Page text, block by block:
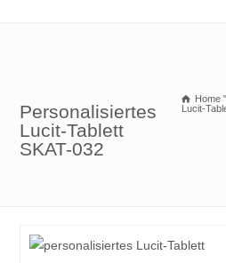
Personalisiertes
Lucit-Tablett
SKAT-032
Home "
Lucit-